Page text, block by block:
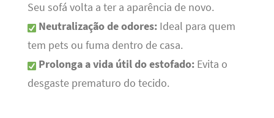
Seu sofá volta a ter a aparência de novo.
Neutralização de odores:Ideal para quem
tem pets ou fuma dentro de casa.
Prolonga a vida útil do estofado:Evita o
desgaste prematuro do tecido.